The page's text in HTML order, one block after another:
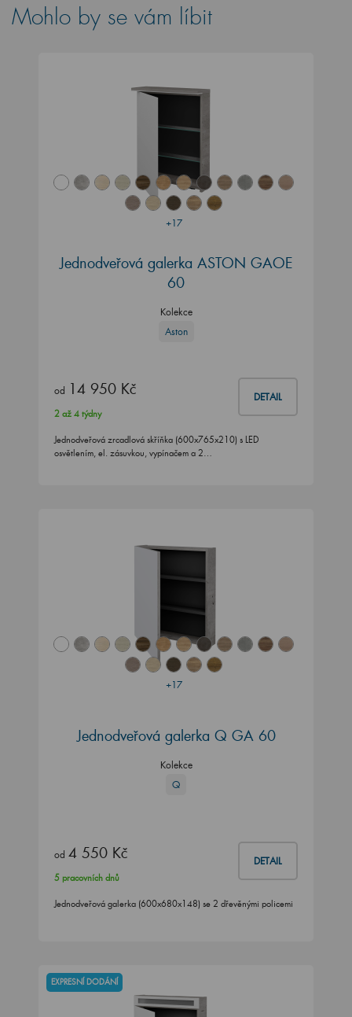
Mohlo by se vám líbit
+17
Jednodveřová galerka ASTON GAOE
60
Kolekce
Aston
od 14 950 Kč DETAIL
2 až 4 týdny
Jednodveřová zrcadlová skříňka (600x765x210) s LED
osvětlením, el. zásuvkou, vypínačem a 2…
+17
Jednodveřová galerka Q GA 60
Kolekce
Q
od 4 550 Kč DETAIL
5 pracovních dnů
Jednodveřová galerka (600x680x148) se 2 dřevěnými policemi
EXPRESNÍ DODÁNÍ